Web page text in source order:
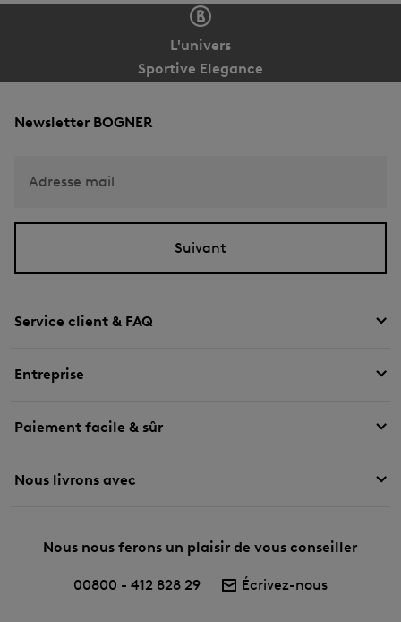
L'univers
Sportive Elegance
Service client & FAQ
Entreprise
Paiement facile & sûr
Nous livrons avec
Nous nous ferons un plaisir de vous conseiller
00800 - 412 828 29 Écrivez-nous
Newsletter BOGNER
Adresse mail
Suivant